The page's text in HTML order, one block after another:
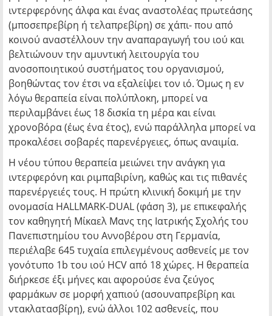
ιντερφερόνης άλφα και ένας αναστολέας πρωτεάσης
(μποσεπρεβίρη ή τελαπρεβίρη) σε χάπι- που από
κοινού αναστέλλουν την αναπαραγωγή του ιού και
βελτιώνουν την αμυντική λειτουργία του
ανοσοποιητικού συστήματος του οργανισμού,
βοηθώντας τον έτσι να εξαλείψει τον ιό. Όμως η εν
λόγω θεραπεία είναι πολύπλοκη, μπορεί να
περιλαμβάνει έως 18 δισκία τη μέρα και είναι
χρονοβόρα (έως ένα έτος), ενώ παράλληλα μπορεί να
προκαλέσει σοβαρές παρενέργειες, όπως αναιμία.
Η νέου τύπου θεραπεία μειώνει την ανάγκη για
ιντερφερόνη και ριμπαβιρίνη, καθώς και τις πιθανές
παρενέργειές τους. Η πρώτη κλινική δοκιμή με την
ονομασία HALLMARK-DUAL (φάση 3), με επικεφαλής
τον καθηγητή Μίκαελ Μανς της Ιατρικής Σχολής του
Πανεπιστημίου του Αννοβέρου στη Γερμανία,
περιέλαβε 645 τυχαία επιλεγμένους ασθενείς με τον
γονότυπο 1b του ιού HCV από 18 χώρες. Η θεραπεία
διήρκεσε έξι μήνες και αφορούσε ένα ζεύγος
φαρμάκων σε μορφή χαπιού (ασουναπρεβίρη και
ντακλατασβίρη), ενώ άλλοι 102 ασθενείς, που